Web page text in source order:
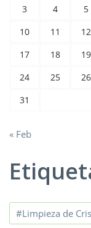
3
4 5
10
11 12
17
18 19
24
25 26
31
« Feb
#Limpieza de